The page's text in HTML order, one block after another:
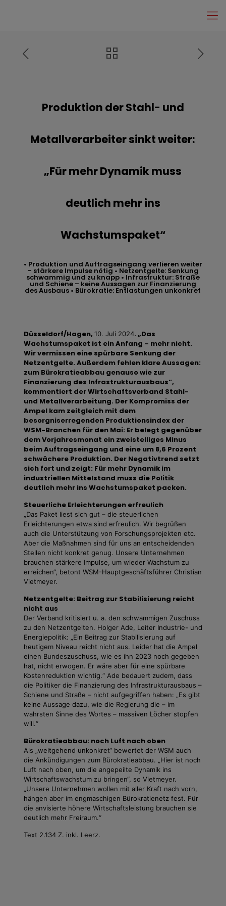
Produktion der Stahl- und
Metallverarbeiter sinkt weiter:
„Für mehr Dynamik muss
deutlich mehr ins
Wachstumspaket“
• Produktion und Auftragseingang verlieren weiter
– stärkere Impulse nötig • Netzentgelte: Senkung
schwammig und zu knapp • Infrastruktur: Straße
und Schiene – keine Aussagen zur Finanzierung
des Ausbaus • Bürokratie: Entlastungen unkonkret
Düsseldorf/Hagen, 10. Juli 2024. „Das
Wachstumspaket ist ein Anfang – mehr nicht.
Wir vermissen eine spürbare Senkung der
Netzentgelte. Außerdem fehlen klare Aussagen:
zum Bürokratieabbau genauso wie zur
Finanzierung des Infrastrukturausbaus“,
kommentiert der Wirtschaftsverband Stahl-
und Metallverarbeitung. Der Kompromiss der
Ampel kam zeitgleich mit dem
besorgniserregenden Produktionsindex der
WSM-Branchen für den Mai: Er belegt gegenüber
dem Vorjahresmonat ein zweistelliges Minus
beim Auftragseingang und eine um 8,6 Prozent
schwächere Produktion. Der Negativtrend setzt
sich fort und zeigt: Für mehr Dynamik im
industriellen Mittelstand muss die Politik
deutlich mehr ins Wachstumspaket packen.
Steuerliche Erleichterungen erfreulich
„Das Paket liest sich gut – die steuerlichen
Erleichterungen etwa sind erfreulich. Wir begrüßen
auch die Unterstützung von Forschungsprojekten etc.
Aber die Maßnahmen sind für uns an entscheidenden
Stellen nicht konkret genug. Unsere Unternehmen
brauchen stärkere Impulse, um wieder Wachstum zu
erreichen“, betont WSM-Hauptgeschäftsführer Christian
Vietmeyer.
Netzentgelte: Beitrag zur Stabilisierung reicht
nicht aus
Der Verband kritisiert u. a. den schwammigen Zuschuss
zu den Netzentgelten. Holger Ade, Leiter Industrie- und
Energiepolitik: „Ein Beitrag zur Stabilisierung auf
heutigem Niveau reicht nicht aus. Leider hat die Ampel
einen Bundeszuschuss, wie es ihn 2023 noch gegeben
hat, nicht erwogen. Er wäre aber für eine spürbare
Kostenreduktion wichtig.“ Ade bedauert zudem, dass
die Politiker die Finanzierung des Infrastrukturausbaus –
Schiene und Straße – nicht aufgegriffen haben: „Es gibt
keine Aussage dazu, wie die Regierung die – im
wahrsten Sinne des Wortes – massiven Löcher stopfen
will.“
Bürokratieabbau: noch Luft nach oben
Als „weitgehend unkonkret“ bewertet der WSM auch
die Ankündigungen zum Bürokratieabbau. „Hier ist noch
Luft nach oben, um die angepeilte Dynamik ins
Wirtschaftswachstum zu bringen“, so Vietmeyer.
„Unsere Unternehmen wollen mit aller Kraft nach vorn,
hängen aber im engmaschigen Bürokratienetz fest. Für
die anvisierte höhere Wirtschaftsleistung brauchen sie
deutlich mehr Freiraum.“
Text 2.134 Z. inkl. Leerz.